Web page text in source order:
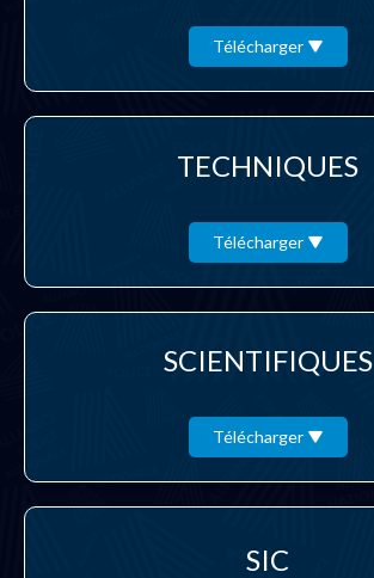
Télécharger
TECHNIQUES
Télécharger
SCIENTIFIQUES
Télécharger
SIC